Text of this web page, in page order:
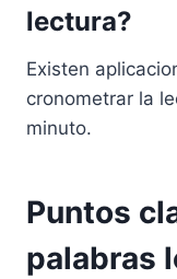
lectura?
Existen
cronometrar la
minuto.
Puntos
palabras